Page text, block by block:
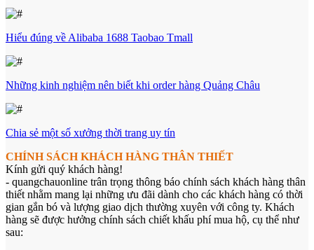
Hiểu đúng về Alibaba 1688 Taobao Tmall
Những kinh nghiệm nên biết khi order hàng Quảng Châu
Chia sẻ một số xưởng thời trang uy tín
CHÍNH SÁCH KHÁCH HÀNG THÂN THIẾT
Kính gửi quý khách hàng!
- quangchauonline trân trọng thông báo chính sách khách hàng thân
thiết nhằm mang lại những ưu đãi dành cho các khách hàng có thời
gian gắn bó và lượng giao dịch thường xuyên với công ty. Khách
hàng sẽ được hưởng chính sách chiết khấu phí mua hộ, cụ thể như
sau: